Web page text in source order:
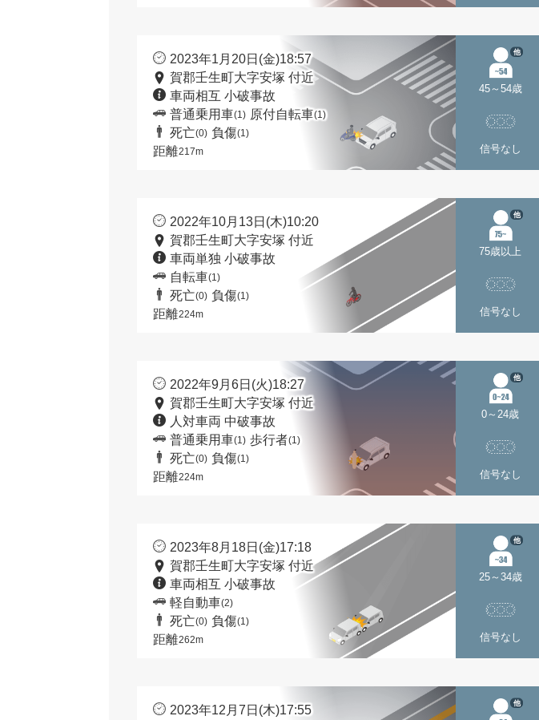
2023年1月20日(金)18:57
賀郡壬生町大字安塚 付近
車両相互 小破事故
普通乗用車(1) 原付自転車(1)
死亡(0) 負傷(1)
距離217m
45～54歳
他
信号なし
2022年10月13日(木)10:20
賀郡壬生町大字安塚 付近
車両単独 小破事故
自転車(1)
死亡(0) 負傷(1)
距離224m
75歳以上
他
信号なし
2022年9月6日(火)18:27
賀郡壬生町大字安塚 付近
人対車両 中破事故
普通乗用車(1) 歩行者(1)
死亡(0) 負傷(1)
距離224m
0～24歳
他
信号なし
2023年8月18日(金)17:18
賀郡壬生町大字安塚 付近
車両相互 小破事故
軽自動車(2)
死亡(0) 負傷(1)
距離262m
25～34歳
他
信号なし
2023年12月7日(木)17:55
他